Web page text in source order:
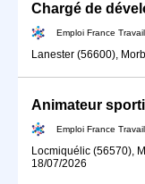
Chargé de
Emploi France Travail
Lanester (56600),
Animateur
Emploi France Travail
Locmiquélic (56570),
18/07/2026